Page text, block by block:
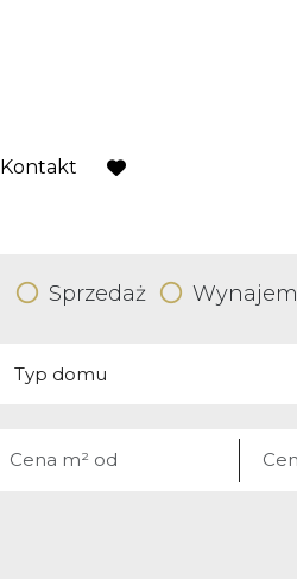
Kontakt
favorite
Sprzedaż Wynajem